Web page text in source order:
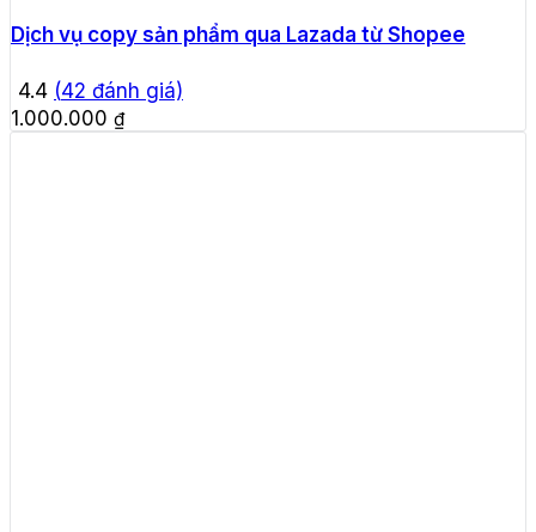
Dịch vụ copy sản phẩm qua Lazada từ Shopee
4.4 (42 đánh giá)
1.000.000 ₫